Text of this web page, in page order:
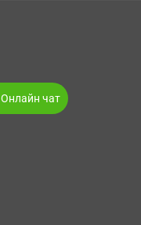
Онлайн чат